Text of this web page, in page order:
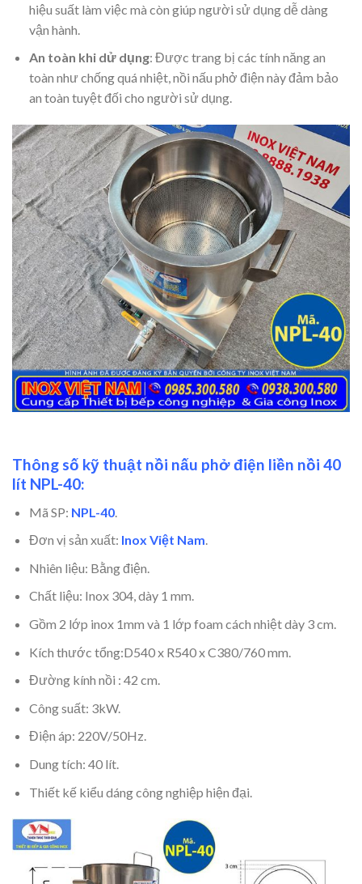
hiệu suất làm việc mà còn giúp người sử dụng dễ dàng
vận hành.
An toàn khi dử dụng: Được trang bị các tính năng an
toàn như chống quá nhiệt, nồi nấu phở điện này đảm bảo
an toàn tuyệt đối cho người sử dụng.
Thông số kỹ thuật nồi nấu phở điện liền nồi 40
lít NPL-40:
Mã SP: NPL-40.
Đơn vị sản xuất: Inox Việt Nam.
Nhiên liệu: Bằng điện.
Chất liệu: Inox 304, dày 1 mm.
Gồm 2 lớp inox 1mm và 1 lớp foam cách nhiệt dày 3 cm.
Kích thước tổng:D540 x R540 x C380/760 mm.
Đường kính nồi : 42 cm.
Công suất: 3kW.
Điện áp: 220V/50Hz.
Dung tích: 40 lít.
Thiết kế kiểu dáng công nghiệp hiện đại.